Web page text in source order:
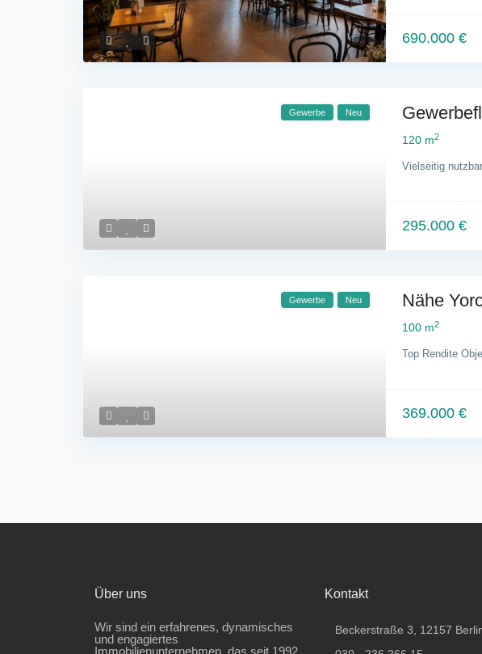
690.000 €
Gewerbe Neu
120 m2
Vielseitig
295.000 €
Gewerbe Neu Nähe
100 m2
Top Rendite
369.000 €
Über uns
Wir sind ein erfahrenes, dynamisches
und engagiertes
Immobilienunternehmen, das seit 1992
Kontakt
Beckerstraße 3, 12157